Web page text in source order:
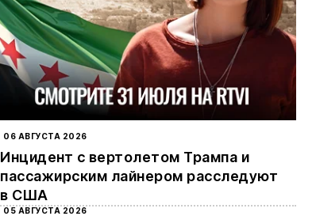
06 АВГУСТА 2026
Инцидент с вертолетом Трампа и
пассажирским лайнером расследуют
в США
05 АВГУСТА 2026